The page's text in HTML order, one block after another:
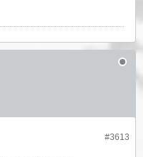
#3613